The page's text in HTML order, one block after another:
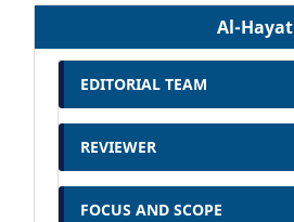
Al-Hayat
EDITORIAL TEAM
REVIEWER
FOCUS AND SCOPE